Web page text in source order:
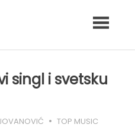
singl i svetsku
TOP MUSIC